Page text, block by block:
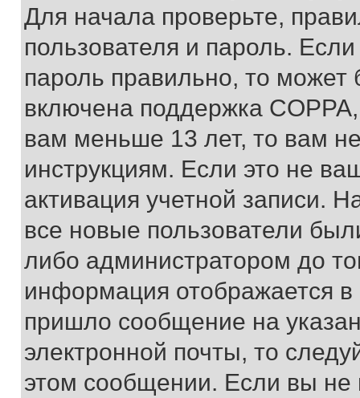
Для начала проверьте,
пользователя и пароль.
пароль правильно, то может
включена поддержка
вам меньше 13 лет, то вам
инструкциям. Если это не
активация учетной записи.
все новые пользователи
либо администратором до
информация отображается
пришло сообщение на
электронной почты, то
этом сообщении. Если вы